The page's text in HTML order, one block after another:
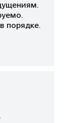
порядке.